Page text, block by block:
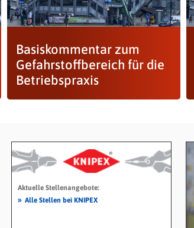
Basiskommentar zum
Gefahrstoffbereich für die
Betriebspraxis
Aktuelle Stellenangebote:
» Alle Stellen bei KNIPEX